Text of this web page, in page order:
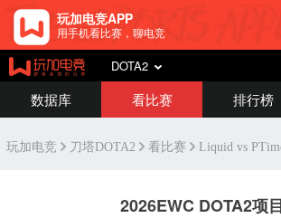
玩加电竞APP
用手机看比赛，聊电竞
DOTA2
数据库 看比赛 排行榜
玩加电竞 刀塔DOTA2 看比赛 Liquid vs
2026EWC DOTA2项目